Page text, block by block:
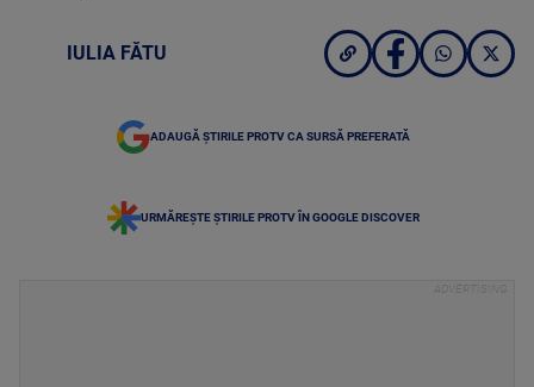
IULIA FĂTU
ADAUGĂ ȘTIRILE PROTV CA SURSĂ PREFERATĂ
URMĂREȘTE ȘTIRILE PROTV ÎN GOOGLE DISCOVER